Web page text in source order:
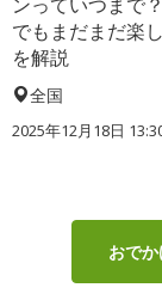
でもまだまだ楽
を解説
全国
2025年12月18日
おで